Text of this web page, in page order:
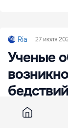
Ria 27 июля
Ученые
Природные